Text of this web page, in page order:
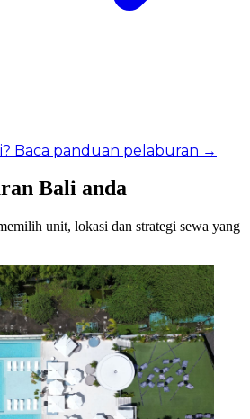
Baca panduan pelaburan →
Bali anda
unit, lokasi dan strategi sewa yang